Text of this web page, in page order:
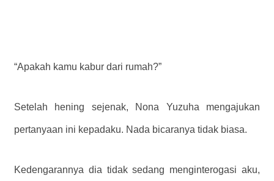
“Apakah kamu kabur dari rumah?”
Setelah hening sejenak, Nona Yuzuha mengajukan
pertanyaan ini kepadaku. Nada bicaranya tidak biasa.
Kedengarannya dia tidak sedang menginterogasi aku,